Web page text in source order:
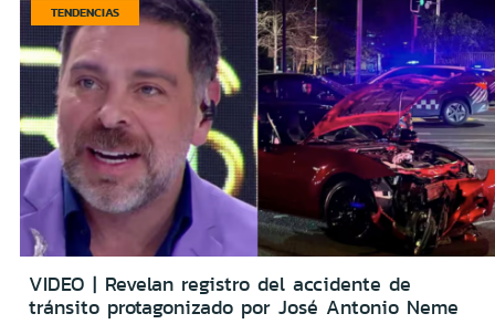
TENDENCIAS
VIDEO | Revelan registro del accidente de
tránsito protagonizado por José Antonio Neme